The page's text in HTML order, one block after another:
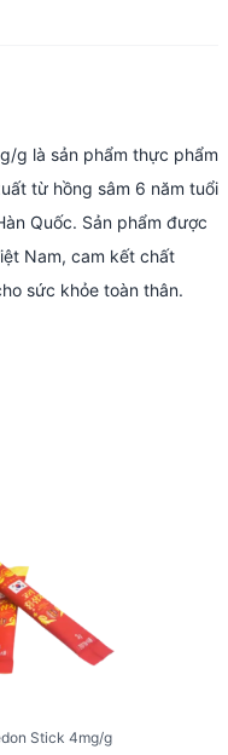
g là sản phẩm thực phẩm
từ hồng sâm 6 năm tuổi
Quốc. Sản phẩm được
Nam, cam kết chất
sức khỏe toàn thân.
Stick 4mg/g